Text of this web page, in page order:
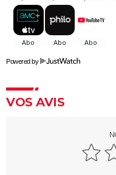
streaming, bande-
Rocky
La chambre d'à
Almodóvar ? Ce
Le Comte de Monte-
est-il inspiré d'une
Clint Eastwood ?
Powered by
VOS AVIS